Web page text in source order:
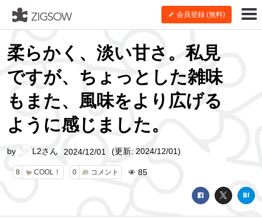
会員登録 (無料)
柔らかく、淡い甘さ。私見
ですが、ちょっとした雑味
もまた、風味をより広げる
ように感じました。
8 COOL！ 0 コメント 85
by L2さん 2024/12/01 (更新: 2024/12/01)